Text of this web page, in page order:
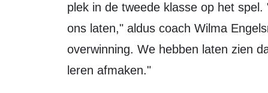
plek in de tweede klasse op het
ons laten," aldus coach Wilma
overwinning. We hebben laten zien
leren afmaken."